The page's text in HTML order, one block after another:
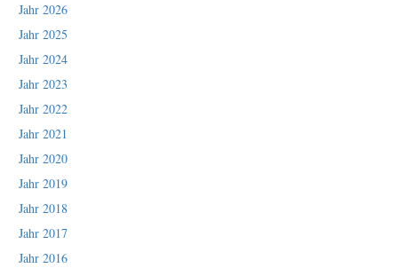
Jahr 2026
Jahr 2025
Jahr 2024
Jahr 2023
Jahr 2022
Jahr 2021
Jahr 2020
Jahr 2019
Jahr 2018
Jahr 2017
Jahr 2016